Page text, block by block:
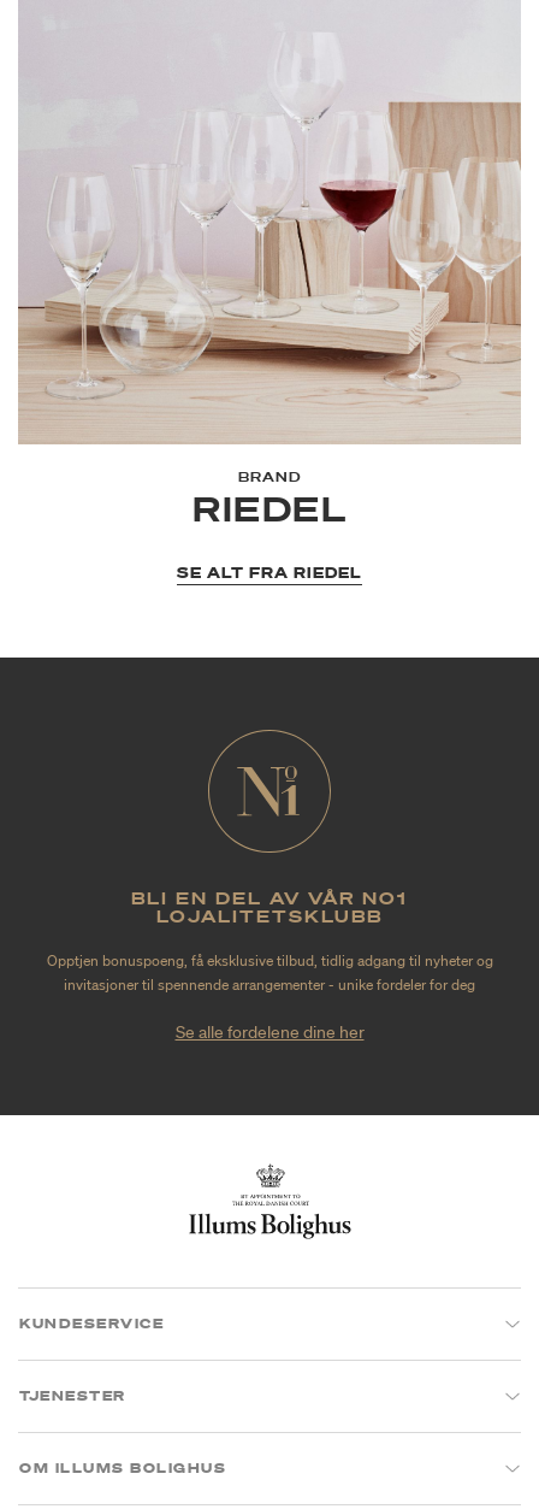
BRAND
RIEDEL
SE ALT FRA RIEDEL
BLI EN DEL AV VÅR NO1
LOJALITETSKLUBB
Opptjen bonuspoeng, få eksklusive tilbud, tidlig adgang til nyheter og
invitasjoner til spennende arrangementer - unike fordeler for deg
Se alle fordelene dine her
KUNDESERVICE
TJENESTER
OM ILLUMS BOLIGHUS